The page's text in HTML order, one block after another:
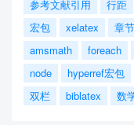
参考文献引用
行距
宏包
xelatex 章
amsmath
foreach
node
hyperref宏包
双栏
biblatex 数